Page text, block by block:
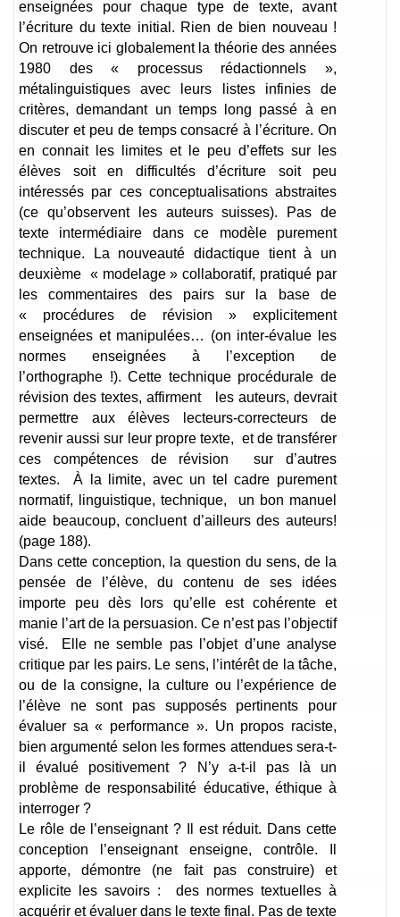
enseignées pour chaque type de texte, avant
l’écriture du texte initial. Rien de bien nouveau !
On retrouve ici globalement la théorie des années
1980 des « processus rédactionnels »,
métalinguistiques avec leurs listes infinies de
critères, demandant un temps long passé à en
discuter et peu de temps consacré à l’écriture. On
en connait les limites et le peu d’effets sur les
élèves soit en difficultés d’écriture soit peu
intéressés par ces conceptualisations abstraites
(ce qu’observent les auteurs suisses). Pas de
texte intermédiaire dans ce modèle purement
technique. La nouveauté didactique tient à un
deuxième « modelage » collaboratif, pratiqué par
les commentaires des pairs sur la base de
« procédures de révision » explicitement
enseignées et manipulées… (on inter-évalue les
normes enseignées à l’exception de
l’orthographe !). Cette technique procédurale de
révision des textes, affirment les auteurs, devrait
permettre aux élèves lecteurs-correcteurs de
revenir aussi sur leur propre texte, et de transférer
ces compétences de révision sur d’autres
textes. À la limite, avec un tel cadre purement
normatif, linguistique, technique, un bon manuel
aide beaucoup, concluent d’ailleurs des auteurs!
(page 188).
Dans cette conception, la question du sens, de la
pensée de l’élève, du contenu de ses idées
importe peu dès lors qu’elle est cohérente et
manie l’art de la persuasion. Ce n’est pas l’objectif
visé. Elle ne semble pas l’objet d’une analyse
critique par les pairs. Le sens, l’intérêt de la tâche,
ou de la consigne, la culture ou l’expérience de
l’élève ne sont pas supposés pertinents pour
évaluer sa « performance ». Un propos raciste,
bien argumenté selon les formes attendues sera-t-
il évalué positivement ? N’y a-t-il pas là un
problème de responsabilité éducative, éthique à
interroger ?
Le rôle de l’enseignant ? Il est réduit. Dans cette
conception l’enseignant enseigne, contrôle. Il
apporte, démontre (ne fait pas construire) et
explicite les savoirs : des normes textuelles à
acquérir et évaluer dans le texte final. Pas de texte